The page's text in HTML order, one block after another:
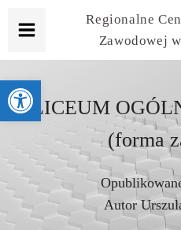
Regionalne
Zawodowej
I LICEUM
(forma
Autor
Otwórz pasek narzędzi